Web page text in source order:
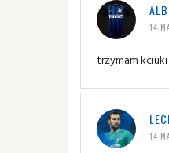
14
trzymam kciuki
14